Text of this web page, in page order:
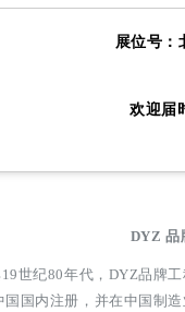
展位号
欢迎届
DYZ 品
世纪80年代，DYZ品牌工
国内注册，并在中国制